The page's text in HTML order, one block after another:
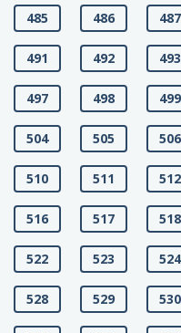
485 486 487
491 492 493
497 498 499
504 505 506
510 511 512
516 517 518
522 523 524
528 529 530